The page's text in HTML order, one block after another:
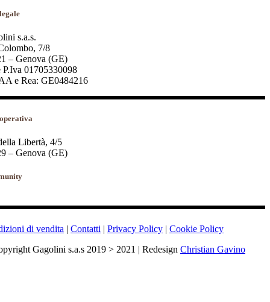
s.a.s.
7/8
– Genova (GE)
P.Iva 01705330098
e Rea: GE0484216
Libertà, 4/5
– Genova (GE)
di vendita | Contatti | Privacy Policy | Cookie Policy
Gagolini s.a.s 2019 > 2021 | Redesign Christian Gavino